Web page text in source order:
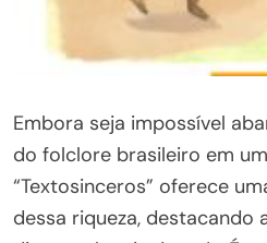
Embora seja impossível
do folclore brasileiro em
“Textosinceros” oferece
dessa riqueza, destacando